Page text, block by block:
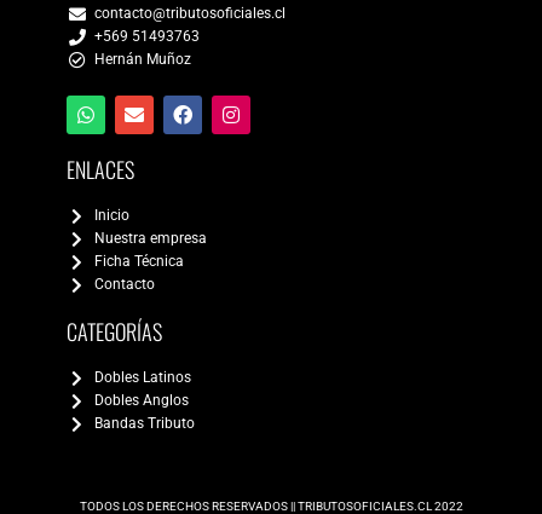
contacto@tributosoficiales.cl
+569 51493763
Hernán Muñoz
ENLACES
Inicio
Nuestra empresa
Ficha Técnica
Contacto
CATEGORÍAS
Dobles Latinos
Dobles Anglos
Bandas Tributo
TODOS LOS DERECHOS RESERVADOS || TRIBUTOSOFICIALES.CL 2022